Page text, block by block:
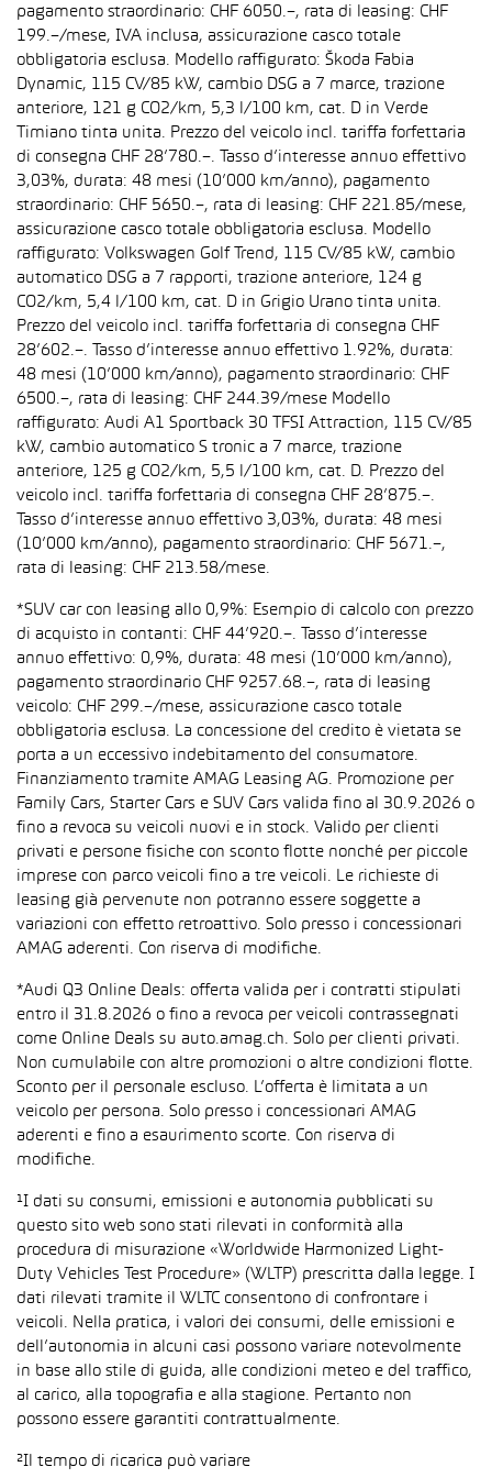
pagamento straordinario: CHF 6050.–, rata di leasing: CHF
199.–/mese, IVA inclusa, assicurazione casco totale
obbligatoria esclusa. Modello raffigurato: Škoda Fabia
Dynamic, 115 CV/85 kW, cambio DSG a 7 marce, trazione
anteriore, 121 g CO2/km, 5,3 l/100 km, cat. D in Verde
Timiano tinta unita. Prezzo del veicolo incl. tariffa forfettaria
di consegna CHF 28’780.–. Tasso d’interesse annuo effettivo
3,03%, durata: 48 mesi (10’000 km/anno), pagamento
straordinario: CHF 5650.–, rata di leasing: CHF 221.85/mese,
assicurazione casco totale obbligatoria esclusa. Modello
raffigurato: Volkswagen Golf Trend, 115 CV/85 kW, cambio
automatico DSG a 7 rapporti, trazione anteriore, 124 g
CO2/km, 5,4 l/100 km, cat. D in Grigio Urano tinta unita.
Prezzo del veicolo incl. tariffa forfettaria di consegna CHF
28’602.–. Tasso d’interesse annuo effettivo 1.92%, durata:
48 mesi (10’000 km/anno), pagamento straordinario: CHF
6500.–, rata di leasing: CHF 244.39/mese Modello
raffigurato: Audi A1 Sportback 30 TFSI Attraction, 115 CV/85
kW, cambio automatico S tronic a 7 marce, trazione
anteriore, 125 g CO2/km, 5,5 l/100 km, cat. D. Prezzo del
veicolo incl. tariffa forfettaria di consegna CHF 28’875.–.
Tasso d’interesse annuo effettivo 3,03%, durata: 48 mesi
(10’000 km/anno), pagamento straordinario: CHF 5671.–,
rata di leasing: CHF 213.58/mese.
*SUV car con leasing allo 0,9%: Esempio di calcolo con prezzo
di acquisto in contanti: CHF 44’920.–. Tasso d’interesse
annuo effettivo: 0,9%, durata: 48 mesi (10’000 km/anno),
pagamento straordinario CHF 9257.68.–, rata di leasing
veicolo: CHF 299.–/mese, assicurazione casco totale
obbligatoria esclusa. La concessione del credito è vietata se
porta a un eccessivo indebitamento del consumatore.
Finanziamento tramite AMAG Leasing AG. Promozione per
Family Cars, Starter Cars e SUV Cars valida fino al 30.9.2026 o
fino a revoca su veicoli nuovi e in stock. Valido per clienti
privati e persone fisiche con sconto flotte nonché per piccole
imprese con parco veicoli fino a tre veicoli. Le richieste di
leasing già pervenute non potranno essere soggette a
variazioni con effetto retroattivo. Solo presso i concessionari
AMAG aderenti. Con riserva di modifiche.
*Audi Q3 Online Deals: offerta valida per i contratti stipulati
entro il 31.8.2026 o fino a revoca per veicoli contrassegnati
come Online Deals su auto.amag.ch. Solo per clienti privati.
Non cumulabile con altre promozioni o altre condizioni flotte.
Sconto per il personale escluso. L’offerta è limitata a un
veicolo per persona. Solo presso i concessionari AMAG
aderenti e fino a esaurimento scorte. Con riserva di
modifiche.
¹I dati su consumi, emissioni e autonomia pubblicati su
questo sito web sono stati rilevati in conformità alla
procedura di misurazione «Worldwide Harmonized Light-
Duty Vehicles Test Procedure» (WLTP) prescritta dalla legge. I
dati rilevati tramite il WLTC consentono di confrontare i
veicoli. Nella pratica, i valori dei consumi, delle emissioni e
dell’autonomia in alcuni casi possono variare notevolmente
in base allo stile di guida, alle condizioni meteo e del traffico,
al carico, alla topografia e alla stagione. Pertanto non
possono essere garantiti contrattualmente.
²Il tempo di ricarica può variare